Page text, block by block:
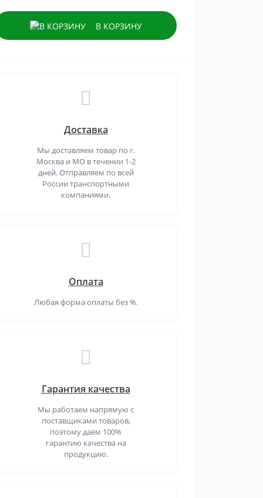
В КОРЗИНУ
Доставка
Мы доставляем товар по г.
Москва и МО в течении 1-2
дней. Отправляем по всей
России транспортными
компаниями.
Оплата
Любая форма оплаты без %.
Гарантия качества
Мы работаем напрямую с
поставщиками товаров,
поэтому даём 100%
гарантию качества на
продукцию.